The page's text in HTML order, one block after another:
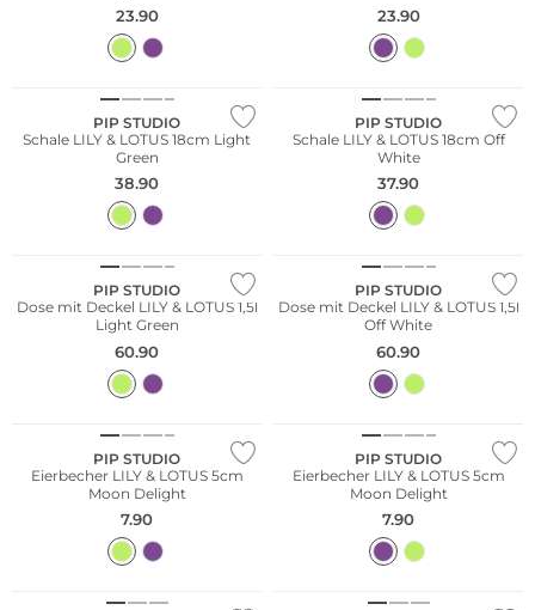
23.90 23.90
PIP STUDIO
Schale LILY & LOTUS 18cm Light
Green
38.90
PIP STUDIO
Schale LILY & LOTUS 18cm Off
White
37.90
PIP STUDIO
Dose mit Deckel LILY & LOTUS 1,5l
Light Green
60.90
PIP STUDIO
Dose mit Deckel LILY & LOTUS 1,5l
Off White
60.90
PIP STUDIO
Eierbecher LILY & LOTUS 5cm
Moon Delight
7.90
PIP STUDIO
Eierbecher LILY & LOTUS 5cm
Moon Delight
7.90